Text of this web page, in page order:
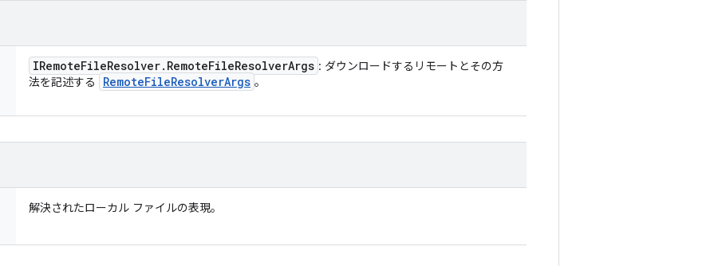
IRemoteFileResolver. RemoteFileResolverArgs : ダウンロードするリモートとその方
法を記述する
RemoteFileResolverArgs 。
解決されたローカル ファイルの表現。